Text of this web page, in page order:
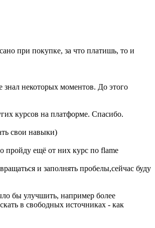
при покупке, за что платишь, то и
некоторых моментов. До этого
курсов на платформе. Спасибо.
свои навыки)
пройду ещё от них курс по flame
и заполнять пробелы,сейчас буду
бы улучшить, например более
в свободных источниках - как